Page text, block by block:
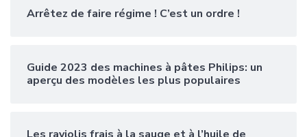
Arrêtez de faire régime ! C’est un ordre !
Guide 2023 des machines à pâtes Philips: un
aperçu des modèles les plus populaires